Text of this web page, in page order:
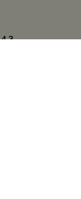
4.3